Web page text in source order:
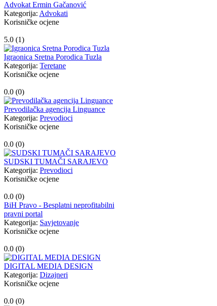
Advokat Ermin Gačanović
Kategorija: Advokati
Korisničke ocjene
5.0 (1)
Igraonica Sretna Porodica Tuzla
Kategorija: Teretane
Korisničke ocjene
0.0 (0)
Prevodilačka agencija Linguance
Kategorija: Prevodioci
Korisničke ocjene
0.0 (0)
SUDSKI TUMAČI SARAJEVO
Kategorija: Prevodioci
Korisničke ocjene
0.0 (0)
BiH Pravo - Besplatni neprofitabilni
pravni portal
Kategorija: Savjetovanje
Korisničke ocjene
0.0 (0)
DIGITAL MEDIA DESIGN
Kategorija: Dizajneri
Korisničke ocjene
0.0 (0)